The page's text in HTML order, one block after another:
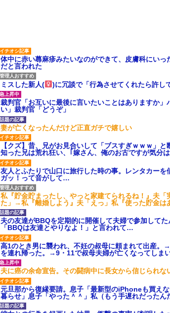
体中に赤い蕁麻疹みたいなのができて、皮膚科にい
だと言われた
ミスした新人( )に冗談で「行為させてくれたら許し
裁判官「お互いに最後に言いたいことはありますか
い」裁判官「どうぞ」
妻が亡くなったんだけど正直ガチで嬉しい
【クズ】昔、兄がお見合いして「ブスすぎｗｗｗ」
知った兄は荒れ狂い、｢嫁さん、俺のお古ですが気分
友人とふたりで山口に旅行した時の事。レンタカー
ガッ！って音がして…
私『貯金貯まったし、やっと家建てられるね！』夫
た」→私『離婚しよう』夫「えっ」私『使った貯金
夫の友達がBBQを定期的に開催して夫婦で参加して
「BBQは友達とやりなよ！」と言われて…
高1のとき男に襲われ、不妊の叔母に頼まれて出産。
を連れ帰った。→9・11で叔母夫婦が亡くなってしま
夫に癌の余命宣告。その闘病中に長女から信じられな
元旦那から復縁要請。息子「最新型のiPhoneも買え
暮らせ」息子「やった＾＾」私（もう手遅れだったん